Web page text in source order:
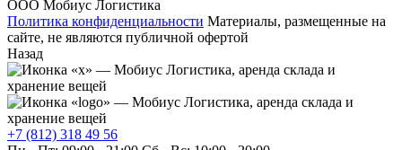
ООО Мобиус Логистика
Политика конфиденциальности Материалы, размещенные на
сайте, не являются публичной офертой
Назад
+7 (812) 318 49 56